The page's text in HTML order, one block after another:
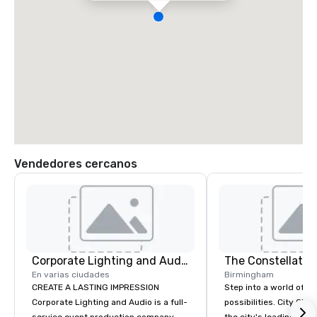
Vendedores cercanos
Corporate Lighting and Audio
En varias ciudades
CREATE A LASTING IMPRESSION
Corporate Lighting and Audio is a full-
The
Birmingham
Step into a world of
possibilities. City Club